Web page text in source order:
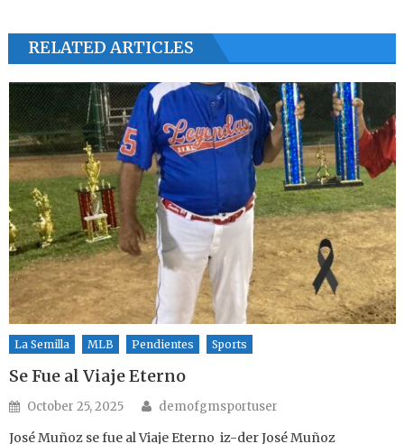
RELATED ARTICLES
La Semilla MLB Pendientes Sports
Se Fue al Viaje Eterno
Posted on
October 25, 2025 Author
demofgmsportuser
José Muñoz se fue al Viaje Eterno iz-der José Muñoz